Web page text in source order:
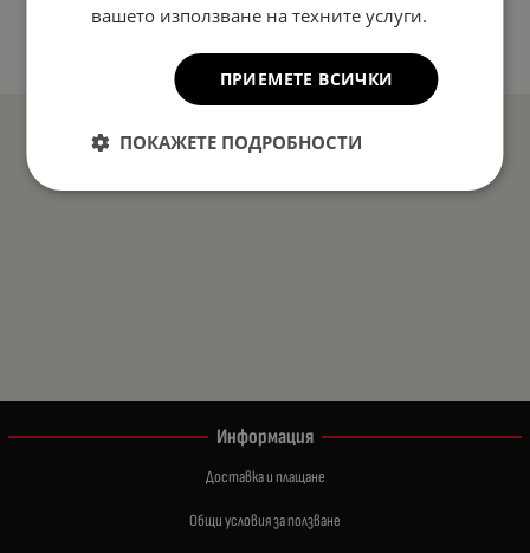
Информация
Доставка и плащане
Общи условия за ползване
вашето използване на техните услуги.
ПРИЕМЕТЕ ВСИЧКИ
ПОКАЖЕТЕ ПОДРОБНОСТИ